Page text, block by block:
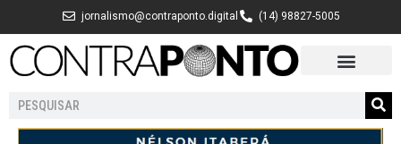
para
jornalismo@contraponto.digital (14) 98827-5005
Pesquisar